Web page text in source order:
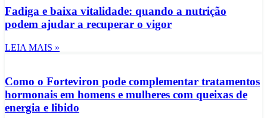
Fadiga e baixa vitalidade: quando a nutrição
podem ajudar a recuperar o vigor
LEIA MAIS »
Como o Forteviron pode complementar tratamentos
hormonais em homens e mulheres com queixas de
energia e libido